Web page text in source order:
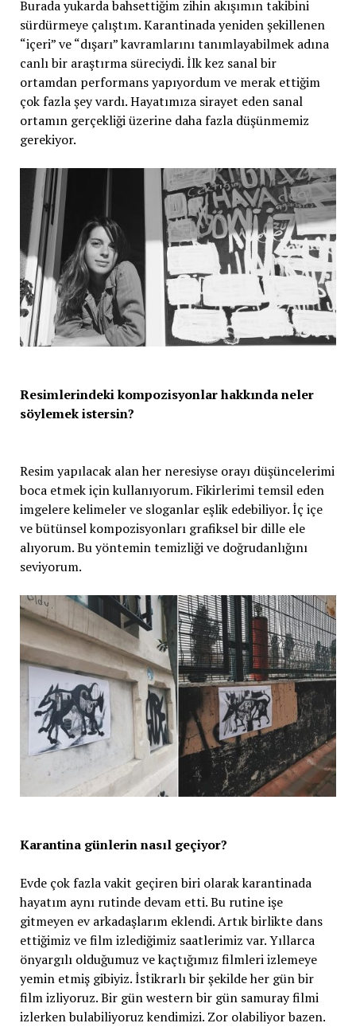
Burada yukarda bahsettiğim zihin akışımın takibini
sürdürmeye çalıştım. Karantinada yeniden şekillenen
“içeri” ve “dışarı” kavramlarını tanımlayabilmek adına
canlı bir araştırma süreciydi. İlk kez sanal bir
ortamdan performans yapıyordum ve merak ettiğim
çok fazla şey vardı. Hayatımıza sirayet eden sanal
ortamın gerçekliği üzerine daha fazla düşünmemiz
gerekiyor.
Resimlerindeki kompozisyonlar hakkında neler
söylemek istersin?
Resim yapılacak alan her neresiyse orayı düşüncelerimi
boca etmek için kullanıyorum. Fikirlerimi temsil eden
imgelere kelimeler ve sloganlar eşlik edebiliyor. İç içe
ve bütünsel kompozisyonları grafiksel bir dille ele
alıyorum. Bu yöntemin temizliği ve doğrudanlığını
seviyorum.
Karantina günlerin nasıl geçiyor?
Evde çok fazla vakit geçiren biri olarak karantinada
hayatım aynı rutinde devam etti. Bu rutine işe
gitmeyen ev arkadaşlarım eklendi. Artık birlikte dans
ettiğimiz ve film izlediğimiz saatlerimiz var. Yıllarca
önyargılı olduğumuz ve kaçtığımız filmleri izlemeye
yemin etmiş gibiyiz. İstikrarlı bir şekilde her gün bir
film izliyoruz. Bir gün western bir gün samuray filmi
izlerken bulabiliyoruz kendimizi. Zor olabiliyor bazen.